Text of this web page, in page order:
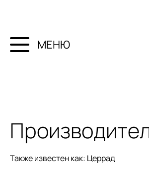
МЕНЮ
Также известен как: Церрад